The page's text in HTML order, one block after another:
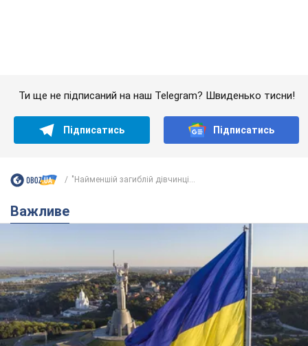
Якою була оригінальна версія гімну України та
чому її боялася Російська імперія: про це не
Державним символом є тільки перший куплет та приспів пісні
час назад 2,7 т.
Олександру Пономарьову – 53: що